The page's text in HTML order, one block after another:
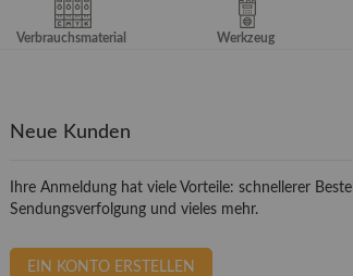
Verbrauchsmaterial Werkzeug
Neue Kunden
Ihre Anmeldung hat viele Vorteile: schnellerer
Sendungsverfolgung und vieles mehr.
EIN KONTO ERSTELLEN